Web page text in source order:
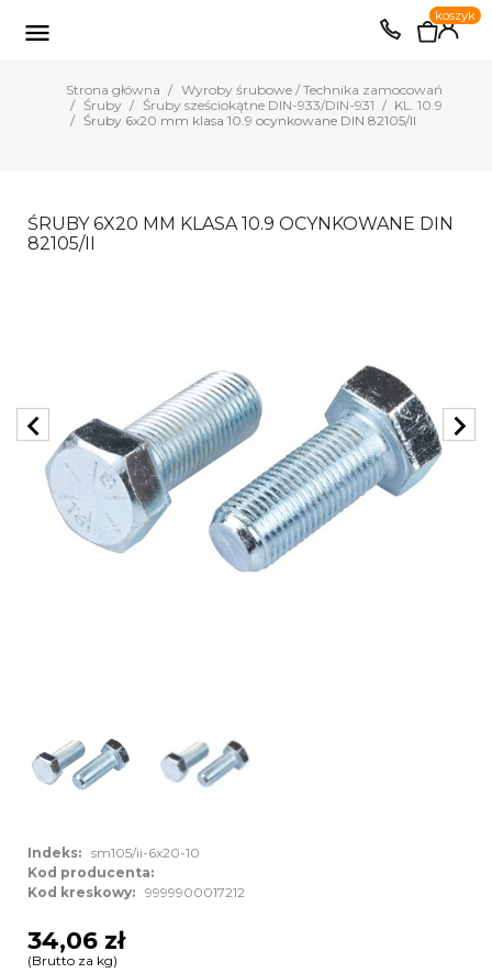
EUR PLN

0
koszyk
Strona główna
Wyroby śrubowe / Technika zamocowań
Śruby
Śruby sześciokątne DIN-933/DIN-931
KL. 10.9
Śruby 6x20 mm klasa 10.9 ocynkowane DIN 82105/II
ŚRUBY 6X20 MM KLASA 10.9 OCYNKOWANE DIN
82105/II
chevron_left chevron_right
Indeks: sm105/ii-6x20-10
Kod producenta:
Kod kreskowy: 9999900017212
34,06 zł
(Brutto za kg)